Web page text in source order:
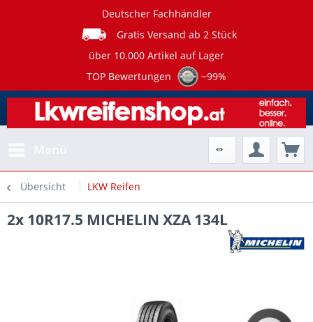
Deutscher Fachhändler
Gratis Versand ab 2 Stück
über 10.000 Artikel auf Lager
TOP Bewertungen
~99%
Übersicht LKW Reifen
2x 10R17.5 MICHELIN XZA 134L